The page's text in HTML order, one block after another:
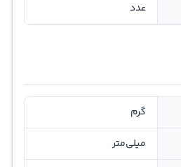
عدد
گرم
میلی‌متر